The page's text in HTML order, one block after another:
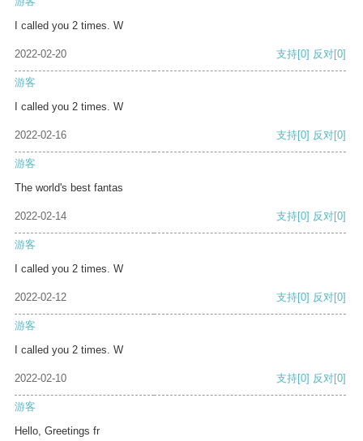
I called you 2 times. W
2022-02-20 支持[0] 反对[0]
游客
I called you 2 times. W
2022-02-16 支持[0] 反对[0]
游客
The world's best fantas
2022-02-14 支持[0] 反对[0]
游客
I called you 2 times. W
2022-02-12 支持[0] 反对[0]
游客
I called you 2 times. W
2022-02-10 支持[0] 反对[0]
游客
Hello, Greetings fr